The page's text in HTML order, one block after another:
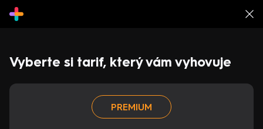
Vyberte si tarif, který vám vyhovuje
PREMIUM